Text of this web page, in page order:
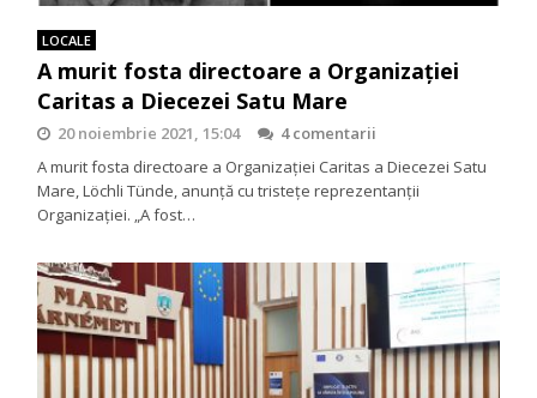
LOCALE
A murit fosta directoare a Organizației
Caritas a Diecezei Satu Mare
20 noiembrie 2021, 15:04
4 comentarii
A murit fosta directoare a Organizației Caritas a Diecezei Satu
Mare, Löchli Tünde, anunță cu tristețe reprezentanții
Organizației. „A fost…